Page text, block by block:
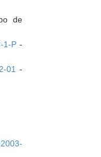
de
1-P -
01 -